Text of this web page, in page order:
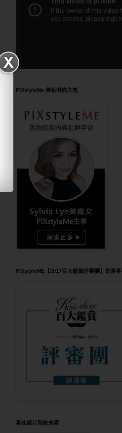
PIXstyleMe 美妆时尚主笔
PIXstyleME【2017百大鑑賞評審團】部落客
喜欢就订阅抢先看